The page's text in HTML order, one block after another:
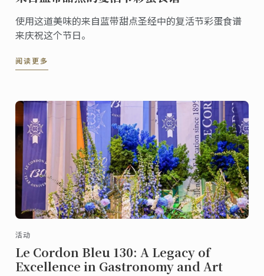
使用这道美味的来自蓝带甜点圣经中的复活节彩蛋食谱
来庆祝这个节日。
阅读更多
活动
Le Cordon Bleu 130: A Legacy of
Excellence in Gastronomy and Art